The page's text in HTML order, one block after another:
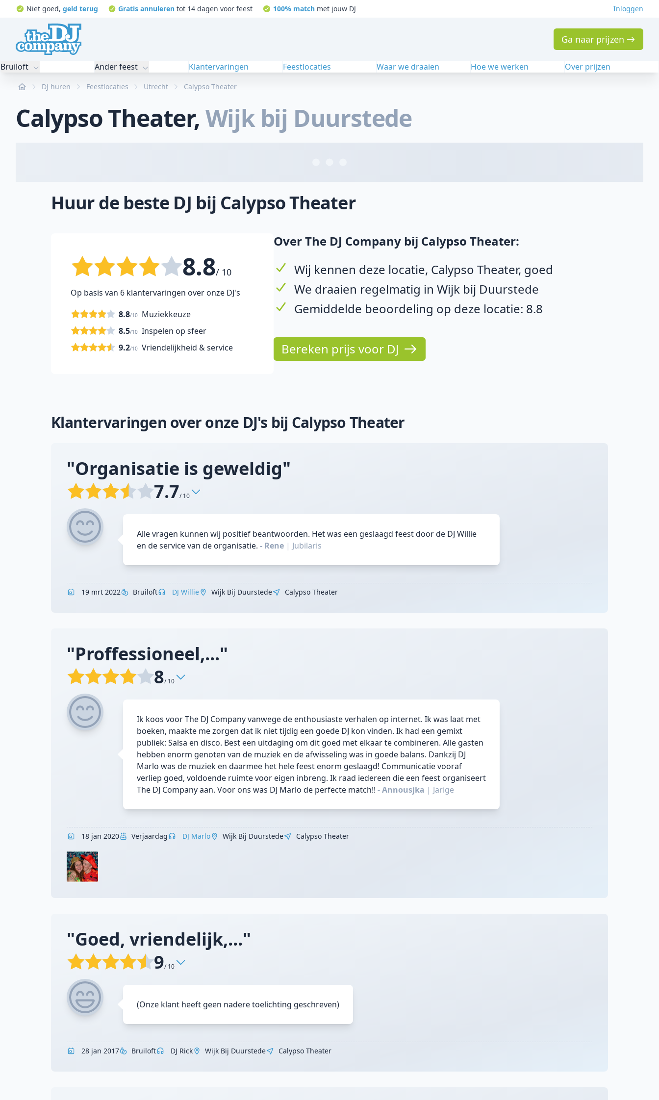
Niet goed, geld terug Gratis annuleren tot 14 dagen voor feest 100% matchmet jouw DJ Inloggen
Ga naar prijzen
Bruiloft Ander feest Klantervaringen Feestlocaties Waar we draaien Hoe we werken Over prijzen
Home DJ huren Feestlocaties Utrecht Calypso Theater
Calypso Theater, Wijk bij Duurstede
Huur de beste DJ bij Calypso Theater
8.8/ 10
Op basis van 6 klantervaringen over onze DJ's
Muziekkeuze
8.8/10
Inspelen op sfeer
8.5/10
Vriendelijkheid & service
9.2/10
Over The DJ Company bij Calypso Theater:
Wij kennen deze locatie, Calypso Theater, goed
We draaien regelmatig in Wijk bij Duurstede
Gemiddelde beoordeling op deze locatie: 8.8
Bereken prijs voor DJ
Klantervaringen over onze DJ's bij Calypso Theater
"Organisatie is geweldig"
7.7/ 10
Alle vragen kunnen wij positief beantwoorden. Het was een geslaagd feest door de DJ Willie
en de service van de organisatie. - Rene | Jubilaris
19 mrt 2022 Bruiloft DJ Willie Wijk Bij Duurstede Calypso Theater
"Proffessioneel,..."
8/ 10
Ik koos voor The DJ Company vanwege de enthousiaste verhalen op internet. Ik was laat met
boeken, maakte me zorgen dat ik niet tijdig een goede DJ kon vinden. Ik had een gemixt
publiek: Salsa en disco. Best een uitdaging om dit goed met elkaar te combineren. Alle gasten
hebben enorm genoten van de muziek en de afwisseling was in goede balans. Dankzij DJ
Marlo was de muziek en daarmee het hele feest enorm geslaagd! Communicatie vooraf
verliep goed, voldoende ruimte voor eigen inbreng. Ik raad iedereen die een feest organiseert
The DJ Company aan. Voor ons was DJ Marlo de perfecte match!! - Annousjka | Jarige
18 jan 2020 Verjaardag DJ Marlo Wijk Bij Duurstede Calypso Theater
"Goed, vriendelijk,..."
9/ 10
(Onze klant heeft geen nadere toelichting geschreven)
28 jan 2017 Bruiloft DJ Rick Wijk Bij Duurstede Calypso Theater